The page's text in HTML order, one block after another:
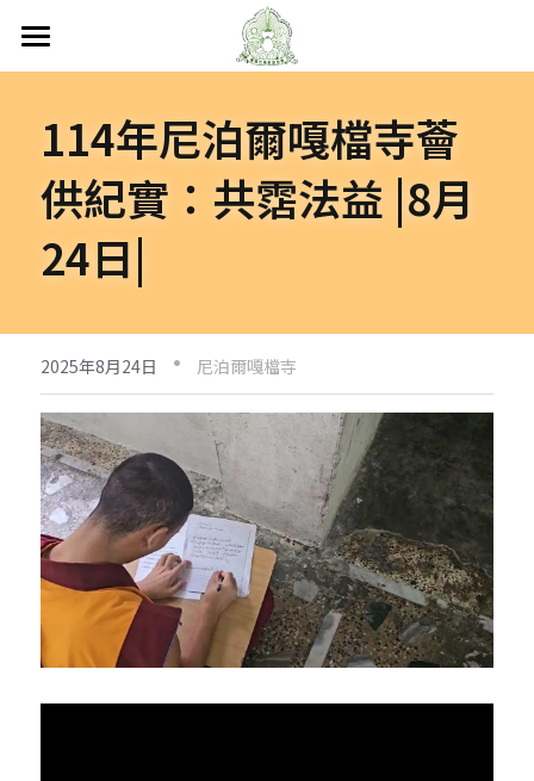
首頁
關於嘎檔
認識嘎檔
傳承祖師
嘎檔修行
嘎檔經藏
阿帝夏大尊者及嘎檔四天
十六圓點
弘法日誌
非洲
越南
法會活動
弘法活動
活動集錦
人文關懷
關懷流浪動物
加入義工
聯絡嘎檔
嘎檔分會
台灣
亞洲
美洲
聯絡我們
立即捐款
114年尼泊爾嘎檔寺薈
供紀實：共霑法益 |8月
24日|
2025年8月24日 · 尼泊爾嘎檔寺